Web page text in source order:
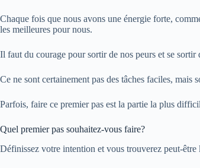
Chaque fois que nous avons une énergie forte,
les meilleures pour nous.
Il faut du courage pour sortir de nos peurs et se
Ce ne sont certainement pas des tâches faciles,
Parfois, faire ce premier pas est la partie la plus
Quel premier pas souhaitez-vous faire?
Définissez votre intention et vous trouverez peut-